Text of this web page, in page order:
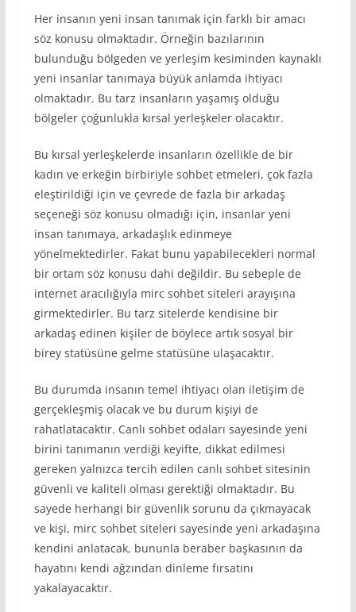
Her insanın yeni insan tanımak için farklı bir amacı
söz konusu olmaktadır. Örneğin bazılarının
bulunduğu bölgeden ve yerleşim kesiminden kaynaklı
yeni insanlar tanımaya büyük anlamda ihtiyacı
olmaktadır. Bu tarz insanların yaşamış olduğu
bölgeler çoğunlukla kırsal yerleşkeler olacaktır.
Bu kırsal yerleşkelerde insanların özellikle de bir
kadın ve erkeğin birbiriyle sohbet etmeleri, çok fazla
eleştirildiği için ve çevrede de fazla bir arkadaş
seçeneği söz konusu olmadığı için, insanlar yeni
insan tanımaya, arkadaşlık edinmeye
yönelmektedirler. Fakat bunu yapabilecekleri normal
bir ortam söz konusu dahi değildir. Bu sebeple de
internet aracılığıyla mirc sohbet siteleri arayışına
girmektedirler. Bu tarz sitelerde kendisine bir
arkadaş edinen kişiler de böylece artık sosyal bir
birey statüsüne gelme statüsüne ulaşacaktır.
Bu durumda insanın temel ihtiyacı olan iletişim de
gerçekleşmiş olacak ve bu durum kişiyi de
rahatlatacaktır. Canlı sohbet odaları sayesinde yeni
birini tanımanın verdiği keyifte, dikkat edilmesi
gereken yalnızca tercih edilen canlı sohbet sitesinin
güvenli ve kaliteli olması gerektiği olmaktadır. Bu
sayede herhangi bir güvenlik sorunu da çıkmayacak
ve kişi, mirc sohbet siteleri sayesinde yeni arkadaşına
kendini anlatacak, bununla beraber başkasının da
hayatını kendi ağzından dinleme fırsatını
yakalayacaktır.